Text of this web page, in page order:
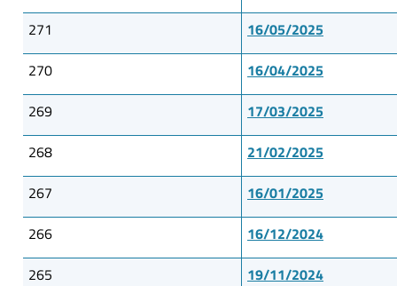
271
16/05/2025
270
16/04/2025
269
17/03/2025
268
21/02/2025
267
16/01/2025
266
16/12/2024
265
19/11/2024